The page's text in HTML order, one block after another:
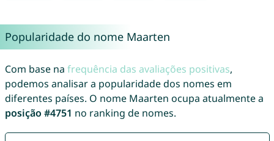
Popularidade do nome Maarten
Com base na frequência das avaliações positivas,
podemos analisar a popularidade dos nomes em
diferentes países. O nome Maarten ocupa atualmente a
posição #4751 no ranking de nomes.